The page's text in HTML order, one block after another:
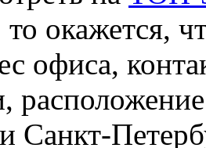
то окажется,
офиса,
Санкт-